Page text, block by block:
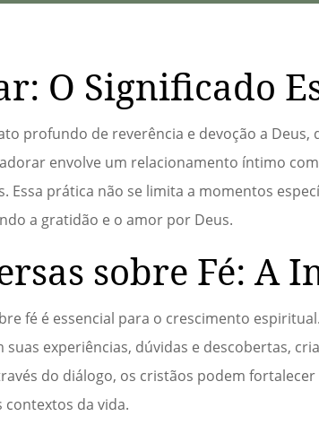
O Significado
profundo de reverência e devoção a
envolve um relacionamento íntimo
Essa prática não se limita a momentos
a gratidão e o amor por Deus.
sobre Fé: A
fé é essencial para o crescimento
experiências, dúvidas e descobertas,
do diálogo, os cristãos podem
contextos da vida.